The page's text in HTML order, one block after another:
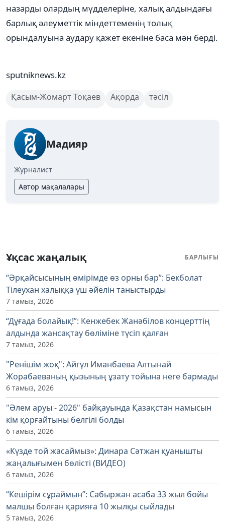
назарды олардың мүдделеріне, халық алдындағы
барлық әлеуметтік міндеттеменің толық
орындалуына аудару қажет екеніне баса мән берді.
sputniknews.kz
Қасым-Жомарт Тоқаев Ақорда тәсіл
Мадияр
Журналист
Автор мақалалары
Ұқсас жаңалық БАРЛЫҒЫ
“Әрқайсысының өмірімде өз орны бар”: Бекболат
Тілеухан халыққа үш әйелін таныстырды
7 тамыз, 2026
“Дұғада болайық!”: Кенжебек Жанәбілов концерттің
алдында жансақтау бөліміне түсіп қалған
7 тамыз, 2026
"Ренішім жоқ": Айгүл Иманбаева Алтынай
Жорабаеваның қызының ұзату тойына неге бармады
6 тамыз, 2026
"Әлем аруы - 2026" байқауында Қазақстан намысын
кім қорғайтыны белгілі болды
6 тамыз, 2026
«Күзде той жасаймыз»: Динара Сәтжан қуанышты
жаңалығымен бөлісті (ВИДЕО)
6 тамыз, 2026
“Кешірім сұраймын”: Сабыржан асаба 33 жыл бойы
малшы болған қарияға 10 жылқы сыйлады
5 тамыз, 2026